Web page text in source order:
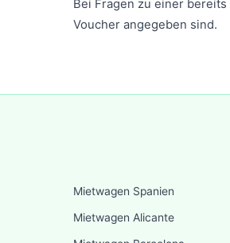
Bei Fragen zu einer
Voucher angegeben sind.
Mietwagen Spanien
Mietwagen Alicante